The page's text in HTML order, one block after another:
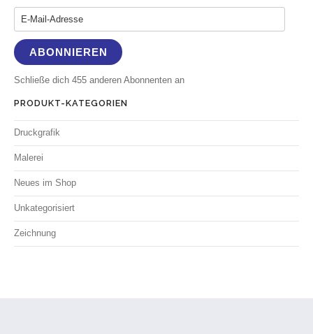
E-Mail-Adresse
ABONNIEREN
Schließe dich 455 anderen Abonnenten an
PRODUKT-KATEGORIEN
Druckgrafik
Malerei
Neues im Shop
Unkategorisiert
Zeichnung